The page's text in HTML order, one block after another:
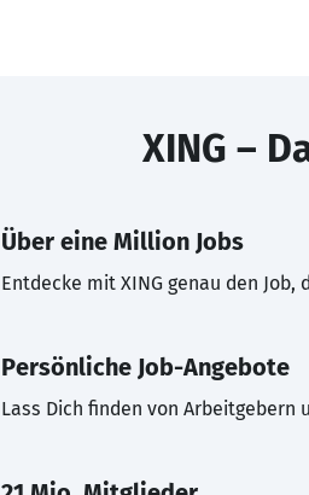
XING –
Über eine Million Jobs
Entdecke mit XING genau den Job,
Persönliche Job-Angebote
Lass Dich finden von Arbeitgebern